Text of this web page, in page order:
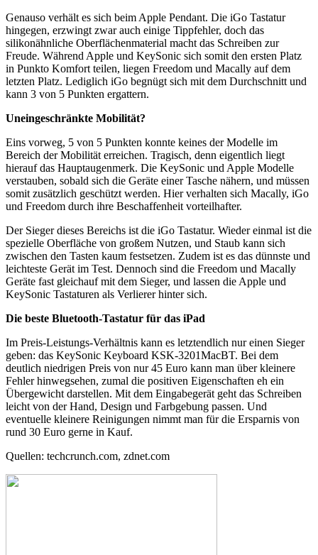
Genauso verhält es sich beim Apple Pendant. Die iGo Tastatur
hingegen, erzwingt zwar auch einige Tippfehler, doch das
silikonähnliche Oberflächenmaterial macht das Schreiben zur
Freude. Während Apple und KeySonic sich somit den ersten Platz
in Punkto Komfort teilen, liegen Freedom und Macally auf dem
letzten Platz. Lediglich iGo begnügt sich mit dem Durchschnitt und
kann 3 von 5 Punkten ergattern.
Uneingeschränkte Mobilität?
Eins vorweg, 5 von 5 Punkten konnte keines der Modelle im
Bereich der Mobilität erreichen. Tragisch, denn eigentlich liegt
hierauf das Hauptaugenmerk. Die KeySonic und Apple Modelle
verstauben, sobald sich die Geräte einer Tasche nähern, und müssen
somit zusätzlich geschützt werden. Hier verhalten sich Macally, iGo
und Freedom durch ihre Beschaffenheit vorteilhafter.
Der Sieger dieses Bereichs ist die iGo Tastatur. Wieder einmal ist die
spezielle Oberfläche von großem Nutzen, und Staub kann sich
zwischen den Tasten kaum festsetzen. Zudem ist es das dünnste und
leichteste Gerät im Test. Dennoch sind die Freedom und Macally
Geräte fast gleichauf mit dem Sieger, und lassen die Apple und
KeySonic Tastaturen als Verlierer hinter sich.
Die beste Bluetooth-Tastatur für das iPad
Im Preis-Leistungs-Verhältnis kann es letztendlich nur einen Sieger
geben: das KeySonic Keyboard KSK-3201MacBT. Bei dem
deutlich niedrigen Preis von nur 45 Euro kann man über kleinere
Fehler hinwegsehen, zumal die positiven Eigenschaften eh ein
Übergewicht darstellen. Mit dem Eingabegerät geht das Schreiben
leicht von der Hand, Design und Farbgebung passen. Und
eventuelle kleinere Reinigungen nimmt man für die Ersparnis von
rund 30 Euro gerne in Kauf.
Quellen: techcrunch.com, zdnet.com